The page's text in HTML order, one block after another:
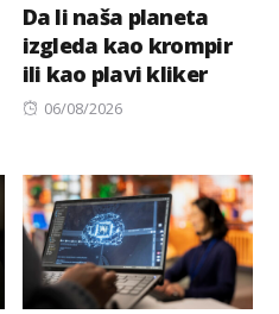
Da li naša planeta
izgleda kao krompir
ili kao plavi kliker
Posted
06/08/2026